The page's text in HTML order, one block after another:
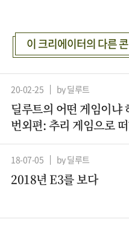
이 크리에이터의 다른
20-02-25 by 딜루트
딜루트의 어떤 게임이냐
번외편: 추리 게임으로
18-07-05 by 딜루트
2018년 E3를 보다